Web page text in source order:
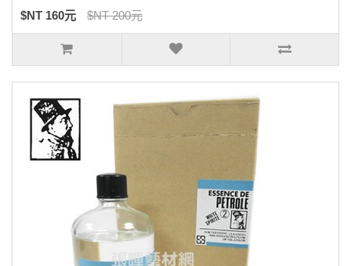
$NT 160元 $NT 200元